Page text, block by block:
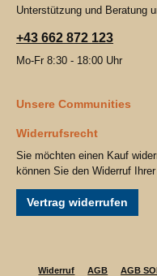
Unterstützung und Beratung
+43 662 872 123
Mo-Fr 8:30 - 18:00 Uhr
Unsere Communities
Widerrufsrecht
Sie möchten einen Kauf
können Sie den Widerruf
Vertrag widerrufen
Widerruf AGB AGB